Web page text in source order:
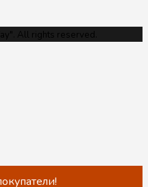
All rights reserved.